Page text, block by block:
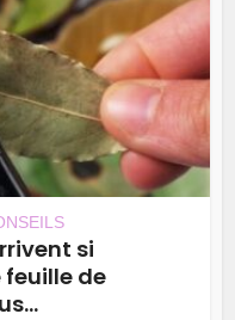
si
feuille de